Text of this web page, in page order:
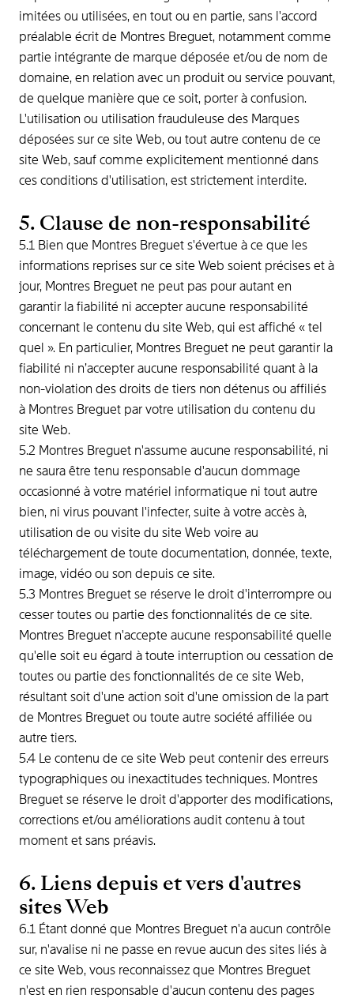
imitées ou utilisées, en tout ou en partie, sans l'accord
préalable écrit de Montres Breguet, notamment comme
partie intégrante de marque déposée et/ou de nom de
domaine, en relation avec un produit ou service pouvant,
de quelque manière que ce soit, porter à confusion.
L'utilisation ou utilisation frauduleuse des Marques
déposées sur ce site Web, ou tout autre contenu de ce
site Web, sauf comme explicitement mentionné dans
ces conditions d'utilisation, est strictement interdite.
5. Clause de non-responsabilité
5.1 Bien que Montres Breguet s'évertue à ce que les
informations reprises sur ce site Web soient précises et à
jour, Montres Breguet ne peut pas pour autant en
garantir la fiabilité ni accepter aucune responsabilité
concernant le contenu du site Web, qui est affiché « tel
quel ». En particulier, Montres Breguet ne peut garantir la
fiabilité ni n’accepter aucune responsabilité quant à la
non-violation des droits de tiers non détenus ou affiliés
à Montres Breguet par votre utilisation du contenu du
site Web.
5.2 Montres Breguet n'assume aucune responsabilité, ni
ne saura être tenu responsable d'aucun dommage
occasionné à votre matériel informatique ni tout autre
bien, ni virus pouvant l'infecter, suite à votre accès à,
utilisation de ou visite du site Web voire au
téléchargement de toute documentation, donnée, texte,
image, vidéo ou son depuis ce site.
5.3 Montres Breguet se réserve le droit d'interrompre ou
cesser toutes ou partie des fonctionnalités de ce site.
Montres Breguet n'accepte aucune responsabilité quelle
qu'elle soit eu égard à toute interruption ou cessation de
toutes ou partie des fonctionnalités de ce site Web,
résultant soit d'une action soit d'une omission de la part
de Montres Breguet ou toute autre société affiliée ou
autre tiers.
5.4 Le contenu de ce site Web peut contenir des erreurs
typographiques ou inexactitudes techniques. Montres
Breguet se réserve le droit d'apporter des modifications,
corrections et/ou améliorations audit contenu à tout
moment et sans préavis.
6. Liens depuis et vers d'autres
sites Web
6.1 Étant donné que Montres Breguet n'a aucun contrôle
sur, n'avalise ni ne passe en revue aucun des sites liés à
ce site Web, vous reconnaissez que Montres Breguet
n'est en rien responsable d'aucun contenu des pages